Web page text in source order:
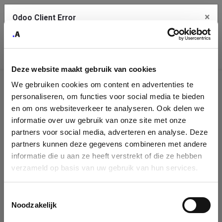
Deze website maakt gebruik van cookies
We gebruiken cookies om content en advertenties te
personaliseren, om functies voor social media te bieden
en om ons websiteverkeer te analyseren. Ook delen we
informatie over uw gebruik van onze site met onze
partners voor social media, adverteren en analyse. Deze
partners kunnen deze gegevens combineren met andere
informatie die u aan ze heeft verstrekt of die ze hebben
verzameld op basis van uw gebruik van hun services.
Noodzakelijk
Company
Identification
Please fill in your company details
You can search a company in our database by name, VAT or
enterprise ID. When a company is selected it will auto-complete the
form. If you don't find your company in our database, you can create
Odoo Client Error ×
service.
See details
Ok